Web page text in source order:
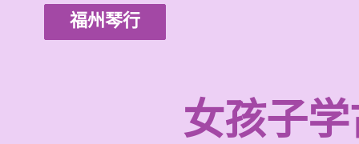
福州琴行
女孩子